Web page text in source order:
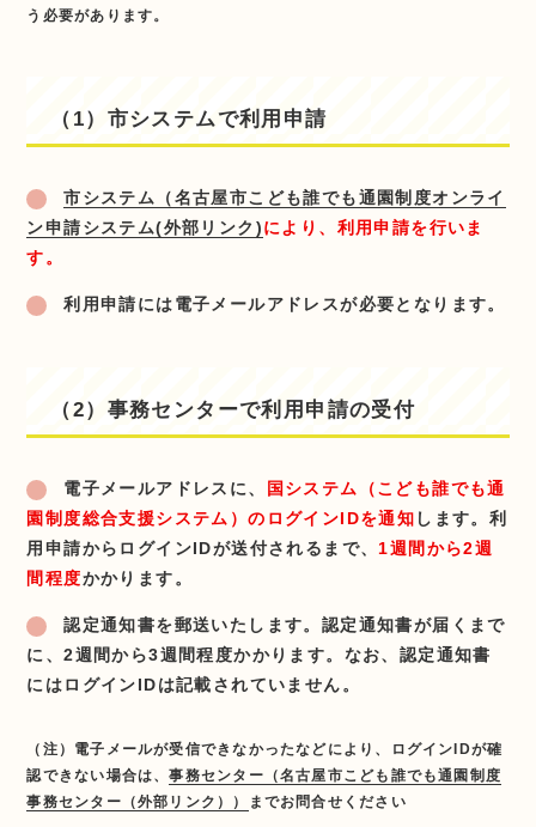
う必要があります。
（1）市システムで利用申請
市システム（名古屋市こども誰でも通園制度オンライ
ン申請システム(外部リンク)により、利用申請を行いま
す。
利用申請には電子メールアドレスが必要となります。
（2）事務センターで利用申請の受付
電子メールアドレスに、
国システム（こども誰でも通
園制度総合支援システム）のログインIDを通知 します。利
用申請からログインIDが送付されるまで、 1週間から2週
間程度かかります。
認定通知書を郵送いたします。認定通知書が届くまで
に、2週間から3週間程度かかります。なお、認定通知書
にはログインIDは記載されていません。
（注）電子メールが受信できなかったなどにより、ログインIDが確
認できない場合は、事務センター（名古屋市こども誰でも通園制度
事務センター（外部リンク））
までお問合せください